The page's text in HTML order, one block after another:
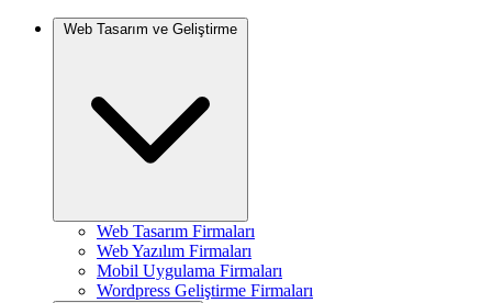
Web Tasarım ve Geliştirme
Web Tasarım Firmaları
Web Yazılım Firmaları
Mobil Uygulama Firmaları
Wordpress Geliştirme Firmaları